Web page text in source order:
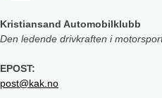
Kristiansand Automobilklubb
Den ledende drivkraften i
EPOST:
post@kak.no